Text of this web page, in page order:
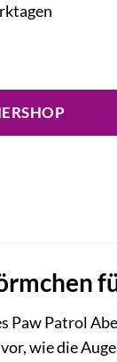
Paw Patrol
wie die